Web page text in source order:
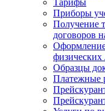
Приборы
Получение
договоров
физических
Образцы
Платежные